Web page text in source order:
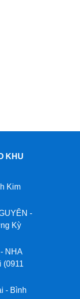
KHU
Kim
-
Kỳ
NHA
(0911
- Bình